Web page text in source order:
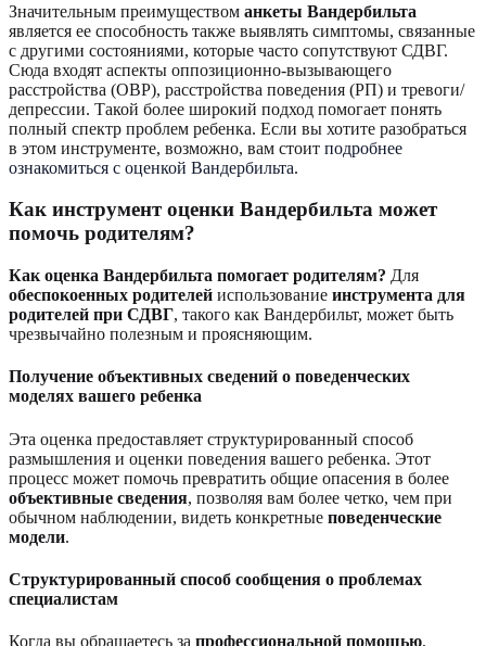
Значительным преимуществом анкеты Вандербильта
является ее способность также выявлять симптомы, связанные
с другими состояниями, которые часто сопутствуют СДВГ.
Сюда входят аспекты оппозиционно-вызывающего
расстройства (ОВР), расстройства поведения (РП) и тревоги/
депрессии. Такой более широкий подход помогает понять
полный спектр проблем ребенка. Если вы хотите разобраться
в этом инструменте, возможно, вам стоит подробнее
ознакомиться с оценкой Вандербильта.
Как инструмент оценки Вандербильта может
помочь родителям?
Как оценка Вандербильта помогает родителям? Для
обеспокоенных родителей использование инструмента для
родителей при СДВГ, такого как Вандербильт, может быть
чрезвычайно полезным и проясняющим.
Получение объективных сведений о поведенческих
моделях вашего ребенка
Эта оценка предоставляет структурированный способ
размышления и оценки поведения вашего ребенка. Этот
процесс может помочь превратить общие опасения в более
объективные сведения, позволяя вам более четко, чем при
обычном наблюдении, видеть конкретные поведенческие
модели.
Структурированный способ сообщения о проблемах
специалистам
Когда вы обращаетесь за профессиональной помощью,